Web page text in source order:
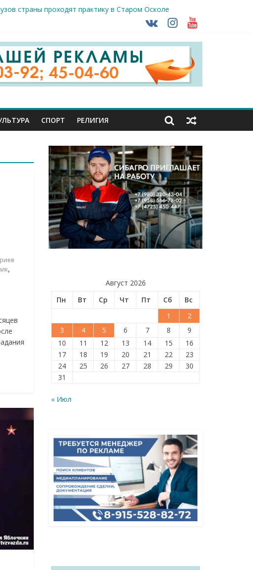
страны проходят практику в Старом Осколе
фашистских захватчиков
СПОРТ РЕЛИГИЯ
,
Август 2026
Пн
Вт Ср Чт Пт Сб
Вс
1
2
3
4 5 6 7 8
9
10
11 12 13 14 15
16
17
18 19 20 21 22
23
24
25 26 27 28 29
30
31
« Июл